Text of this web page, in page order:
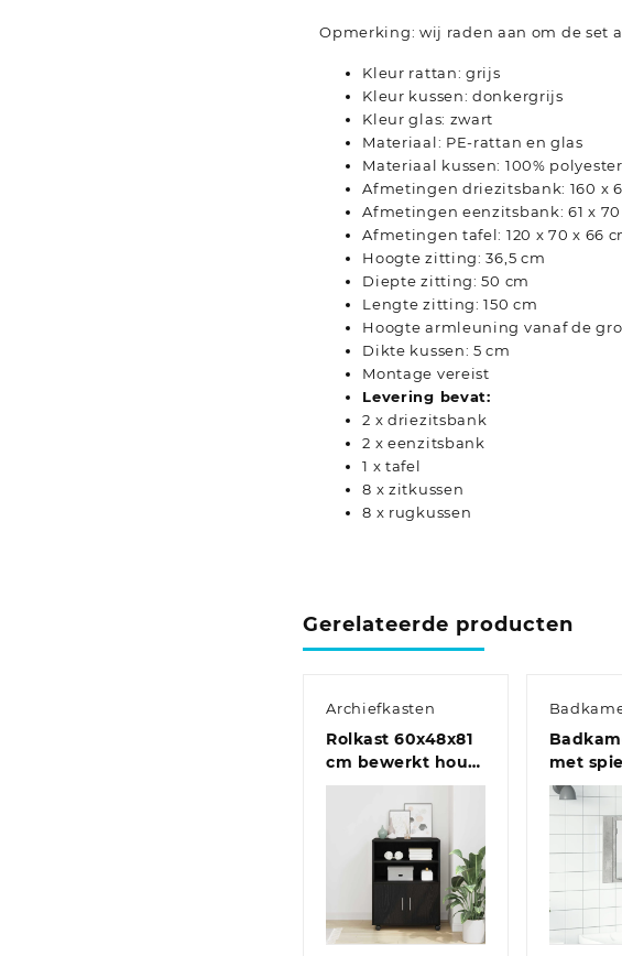
Opmerking: wij raden aan om de set
Kleur rattan: grijs
Kleur kussen: donkergrijs
Kleur glas: zwart
Materiaal: PE-rattan en glas
Materiaal kussen: 100% polyester
Afmetingen driezitsbank: 160 x
Afmetingen eenzitsbank: 61 x 70
Afmetingen tafel: 120 x 70 x 66
Hoogte zitting: 36,5 cm
Diepte zitting: 50 cm
Lengte zitting: 150 cm
Hoogte armleuning vanaf de
Dikte kussen: 5 cm
Montage vereist
Levering bevat:
2 x driezitsbank
2 x eenzitsbank
1 x tafel
8 x zitkussen
8 x rugkussen
Gerelateerde producten
Archiefkasten
Rolkast 60x48x81
cm bewerkt hout
oud houtkleurig
Quick View
met
LED
acryl